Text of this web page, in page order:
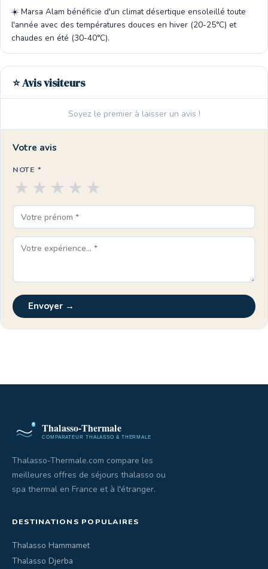
☀️ Marsa Alam bénéficie d'un climat désertique ensoleillé toute
l'année avec des températures douces en hiver (20-25°C) et
chaudes en été (30-40°C).
⭐ Avis visiteurs
Soyez le premier à laisser un avis !
Votre avis
NOTE *
★
★
★
★
★
Envoyer →
Thalasso-Thermale.com compare les
meilleures offres de séjours thalasso ou
spa thermal en France et à l'étranger.
DESTINATIONS POPULAIRES
Thalasso Hammamet
Thalasso Djerba